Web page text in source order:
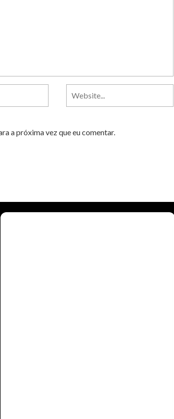
a próxima vez que eu comentar.